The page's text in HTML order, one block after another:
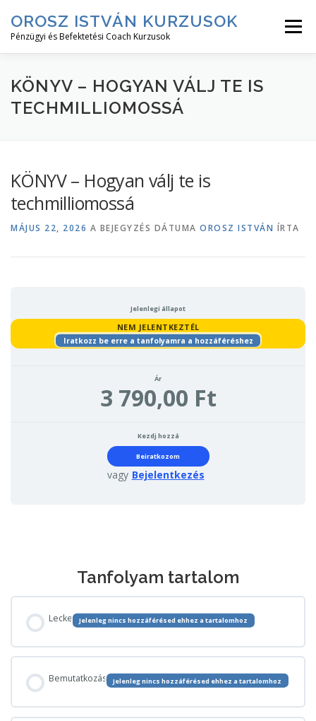
tartalomhoz
OROSZ ISTVÁN KURZUSOK
Pénzügyi és Befektetési Coach Kurzusok
Menü
RÓLAM↓ KURZUS LEÍRÁSOK↓ KURZUSOK
KÖNYV – HOGYAN VÁLJ TE IS
TECHMILLIOMOSSÁ
KÖNYV – Hogyan válj te is
techmilliomossá
MÁJUS 22, 2026 A BEJEGYZÉS DÁTUMA OROSZ ISTVÁN ÍRTA
Jelenlegi állapot
NEM JELENTKEZTÉL
Iratkozz be erre a tanfolyamra a hozzáféréshez
Ár
3 790,00 Ft
Kezdj hozzá
Beiratkozom
vagy Bejelentkezés
Tanfolyam tartalom
Lecke Jelenleg nincs hozzáférésed ehhez a tartalomhoz
Bemutatkozás Jelenleg nincs hozzáférésed ehhez a tartalomhoz